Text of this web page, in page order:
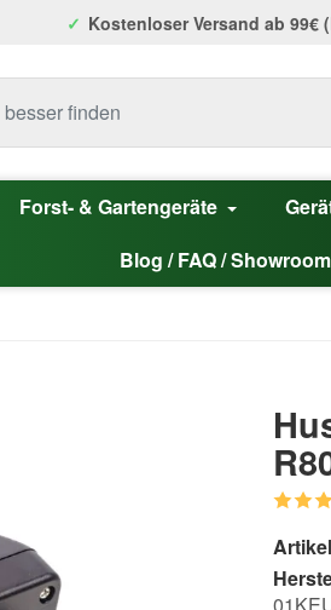
Kostenloser Versand ab 99€
Forst- & Gartengeräte
Blog / FAQ / Showroom